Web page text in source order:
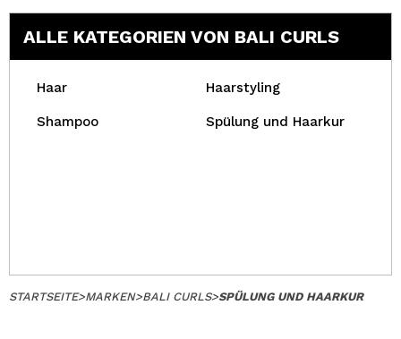
ALLE KATEGORIEN VON BALI CURLS
Haar Haarstyling
Shampoo Spülung und Haarkur
STARTSEITE>MARKEN>BALI CURLS>SPÜLUNG UND HAARKUR